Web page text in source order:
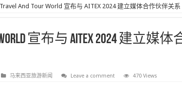
Travel And Tour World 宣布与 AITEX 2024 建立媒体合作伙伴关系
World 宣布与 AITEX 2024 建立媒
马来西亚旅游新闻 Leave a comment 470 Views